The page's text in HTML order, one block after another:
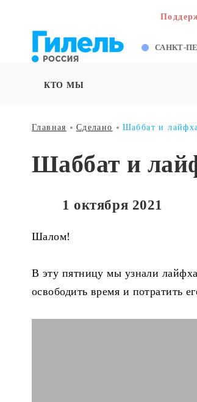
САНКТ-
КТО МЫ
Главная Сделано Шаббат и
Шаббат и
1 октября 2021
Шалом!
В эту пятницу мы узнали
освободить время и потратить